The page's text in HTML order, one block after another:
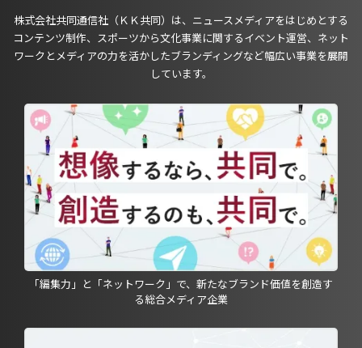
株式会社共同通信社（ＫＫ共同）は、ニュースメディアをはじめとする
コンテンツ制作、スポーツから文化事業に関するイベント運営、ネット
ワークとメディアの力を活かしたブランディングなど幅広い事業を展開
しています。
「編集力」と「ネットワーク」で、新たなブランド価値を創造す
る総合メディア企業